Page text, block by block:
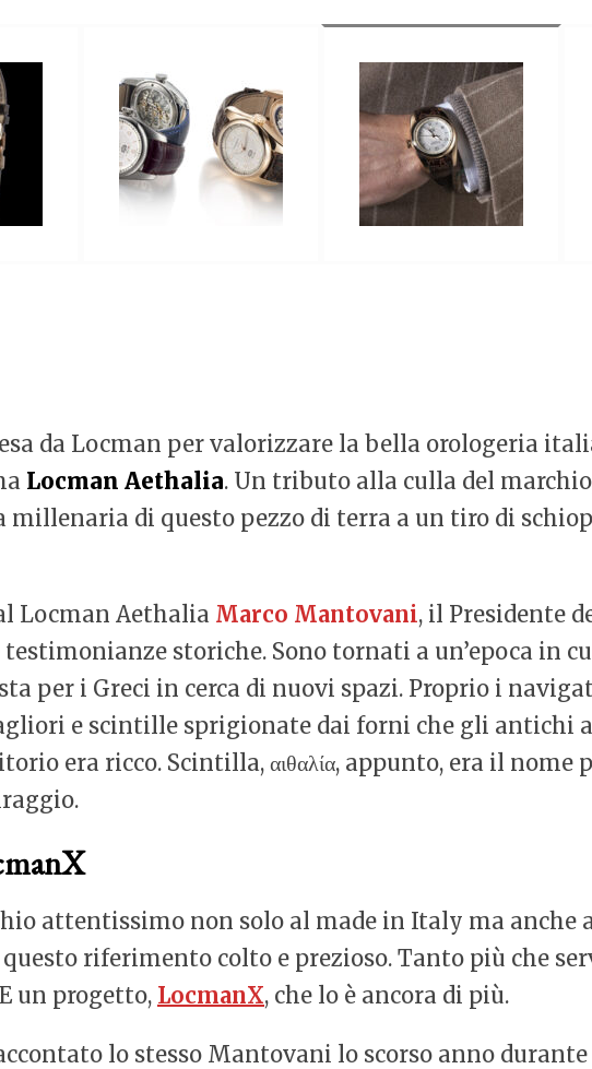
da Locman per valorizzare la bella orologeria
Locman Aethalia. Un tributo alla culla del
di questo pezzo di terra a un tiro di
Locman Aethalia Marco Mantovani, il Presidente
storiche. Sono tornati a un’epoca in
per i Greci in cerca di nuovi spazi. Proprio i
e scintille sprigionate dai forni che gli antichi
era ricco. Scintilla, αιθαλία, appunto, era il
attentissimo non solo al made in Italy ma
riferimento colto e prezioso. Tanto più che
un progetto, LocmanX, che lo è ancora di più.
lo stesso Mantovani lo scorso anno